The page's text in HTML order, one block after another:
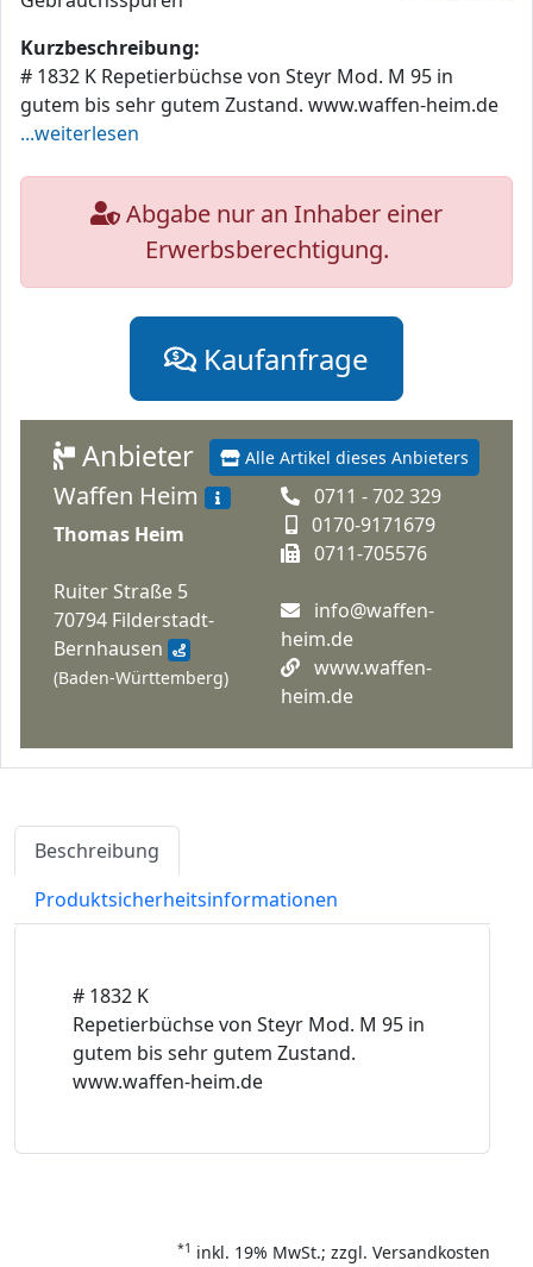
Kurzbeschreibung:
# 1832 K Repetierbüchse von Steyr Mod. M 95 in
gutem bis sehr gutem Zustand. www.waffen-heim.de
...weiterlesen
Abgabe nur an Inhaber einer
Erwerbsberechtigung.
Kaufanfrage
Alle Artikel dieses Anbieters
Anbieter
Waffen Heim
Thomas Heim
Ruiter Straße 5
70794 Filderstadt-
Bernhausen
(Baden-Württemberg)
0711 - 702 329
0170-9171679
0711-705576
info@waffen-
heim.de
www.waffen-
heim.de
Beschreibung
Produktsicherheitsinformationen
# 1832 K
Repetierbüchse von Steyr Mod. M 95 in
gutem bis sehr gutem Zustand.
www.waffen-heim.de
*1 inkl. 19% MwSt.; zzgl. Versandkosten